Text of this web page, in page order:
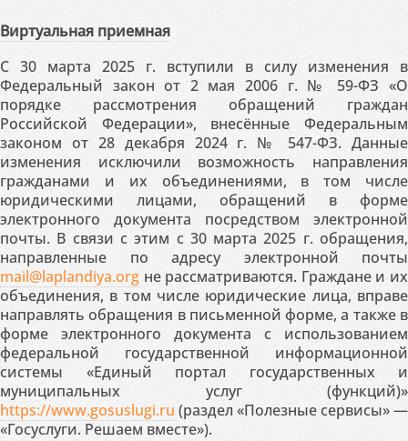
Виртуальная приемная
С 30 марта 2025 г. вступили в силу изменения в
Федеральный закон от 2 мая 2006 г. № 59-ФЗ «О
порядке рассмотрения обращений граждан
Российской Федерации», внесённые Федеральным
законом от 28 декабря 2024 г. № 547-ФЗ. Данные
изменения исключили возможность направления
гражданами и их объединениями, в том числе
юридическими лицами, обращений в форме
электронного документа посредством электронной
почты. В связи с этим с 30 марта 2025 г. обращения,
направленные по адресу электронной почты
mail@laplandiya.org не рассматриваются. Граждане и их
объединения, в том числе юридические лица, вправе
направлять обращения в письменной форме, а также в
форме электронного документа с использованием
федеральной государственной информационной
системы «Единый портал государственных и
муниципальных услуг (функций)»
https://www.gosuslugi.ru (раздел «Полезные сервисы» —
«Госуслуги. Решаем вместе»).